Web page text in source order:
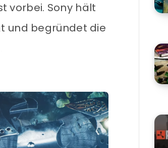
vorbei. Sony hält
und begründet die